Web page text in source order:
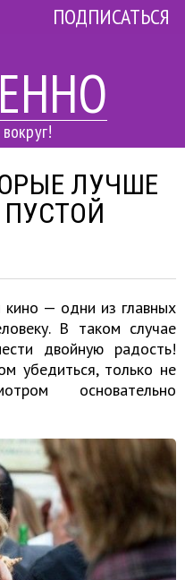
ПОДПИСАТЬСЯ
ЛУЧШЕ
кино — одни из главных
В таком случае
двойную радость!
убедиться, только не
основательно